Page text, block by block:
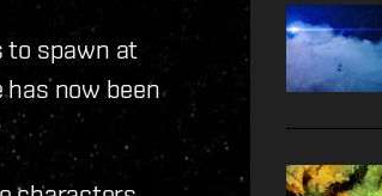
to spawn at
now been